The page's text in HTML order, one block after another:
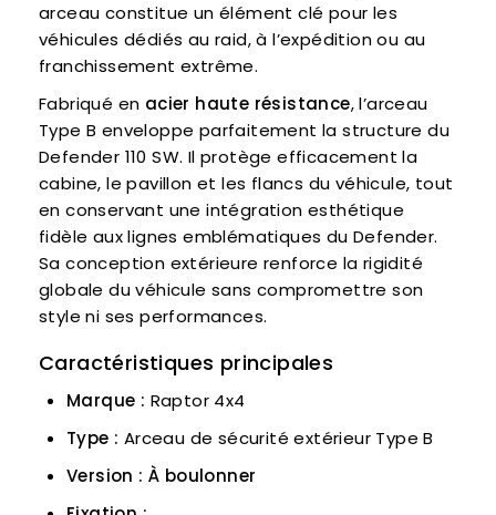
arceau constitue un élément clé pour les
véhicules dédiés au raid, à l’expédition ou au
franchissement extrême.
Fabriqué en acier haute résistance, l’arceau
Type B enveloppe parfaitement la structure du
Defender 110 SW. Il protège efficacement la
cabine, le pavillon et les flancs du véhicule, tout
en conservant une intégration esthétique
fidèle aux lignes emblématiques du Defender.
Sa conception extérieure renforce la rigidité
globale du véhicule sans compromettre son
style ni ses performances.
Caractéristiques principales
Marque : Raptor 4x4
Type : Arceau de sécurité extérieur Type B
Version : À boulonner